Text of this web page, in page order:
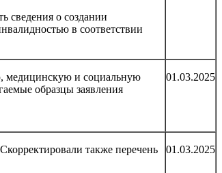
сведения о создании
в соответствии
медицинскую и социальную
образцы заявления
01.03.2025
также перечень
01.03.2025